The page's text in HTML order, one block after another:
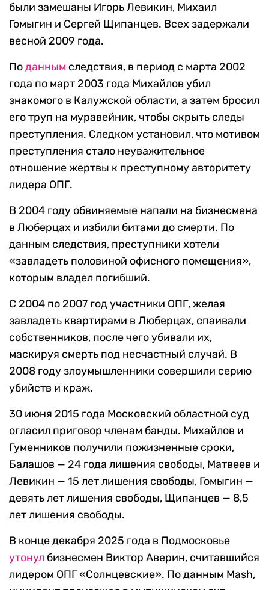
были замешаны Игорь Левикин, Михаил
Гомыгин и Сергей Щипанцев. Всех задержали
весной 2009 года.
Поданным следствия, в период с марта 2002
года по март 2003 года Михайлов убил
знакомого в Калужской области, а затем бросил
его труп на муравейник, чтобы скрыть следы
преступления. Следком установил, что мотивом
преступления стало неуважительное
отношение жертвы к преступному авторитету
лидера ОПГ.
В 2004 году обвиняемые напали на бизнесмена
в Люберцах и избили битами до смерти. По
данным следствия, преступники хотели
«завладеть половиной офисного помещения»,
которым владел погибший.
С 2004 по 2007 год участники ОПГ, желая
завладеть квартирами в Люберцах, спаивали
собственников, после чего убивали их,
маскируя смерть под несчастный случай. В
2008 году злоумышленники совершили серию
убийств и краж.
30 июня 2015 года Московский областной суд
огласил приговор членам банды. Михайлов и
Гуменников получили пожизненные сроки,
Балашов — 24 года лишения свободы, Матвеев и
Левикин — 15 лет лишения свободы, Гомыгин —
девять лет лишения свободы, Щипанцев — 8,5
лет лишения свободы.
В конце декабря 2025 года в Подмосковье
утонул бизнесмен Виктор Аверин, считавшийся
лидером ОПГ «Солнцевские». По данным Mash,